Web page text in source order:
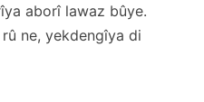
aborî lawaz bûye.
ne, yekdengîya di